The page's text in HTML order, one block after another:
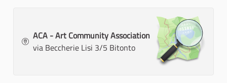
ACA - Art Community Association
via Beccherie Lisi 3/5 Bitonto